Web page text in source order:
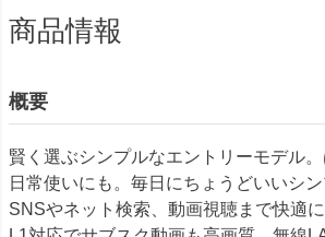
商品情報
概要
賢く選ぶシンプルなエントリーモデル
日常使いにも。毎日にちょうどいいシン
SNSやネット検索、動画視聴まで快適